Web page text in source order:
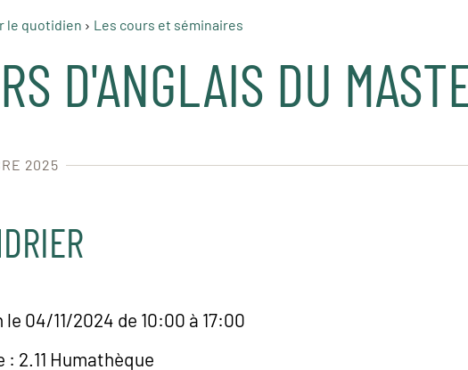
le quotidien Les cours et séminaires
D'ANGLAIS DU
2025
le 04/11/2024 de 10:00 à 17:00
: 2.11 Humathèque